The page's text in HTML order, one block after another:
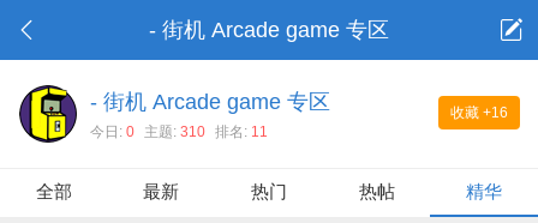
- 街机 Arcade game 专区
收藏 +16
- 街机 Arcade game 专区
今日: 0 主题: 310 排名: 11
全部 最新 热门 热帖 精华